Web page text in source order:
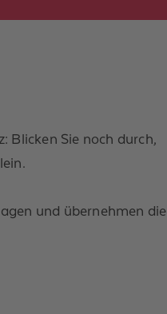
Blicken Sie noch durch,
und übernehmen die